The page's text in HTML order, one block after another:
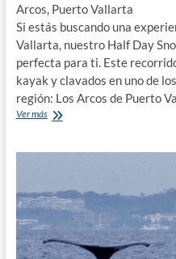
Arcos, Puerto Vallarta
Si estás buscando una
Vallarta, nuestro Half Day
perfecta para ti. Este
kayak y clavados en uno de
región: Los Arcos de Puerto
Ver másHalf
Tour:
Acuática
Los
Arcos,